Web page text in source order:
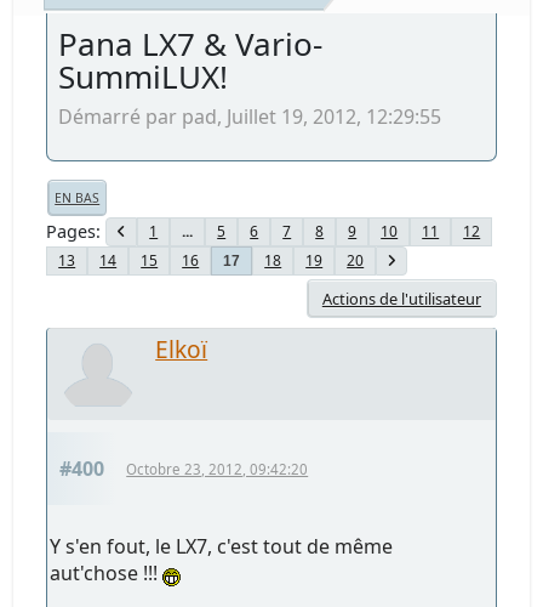
Pana LX7 & Vario-
SummiLUX!
Démarré par pad, Juillet 19, 2012, 12:29:55
EN BAS
Pages 1 ... 5 6 7 8 9 10 11
12
13
14 15 16 17 18 19 20
Actions de l'utilisateur
Elkoï
#400 Octobre 23, 2012, 09:42:20
Y s'en fout, le LX7, c'est tout de même
aut'chose !!!